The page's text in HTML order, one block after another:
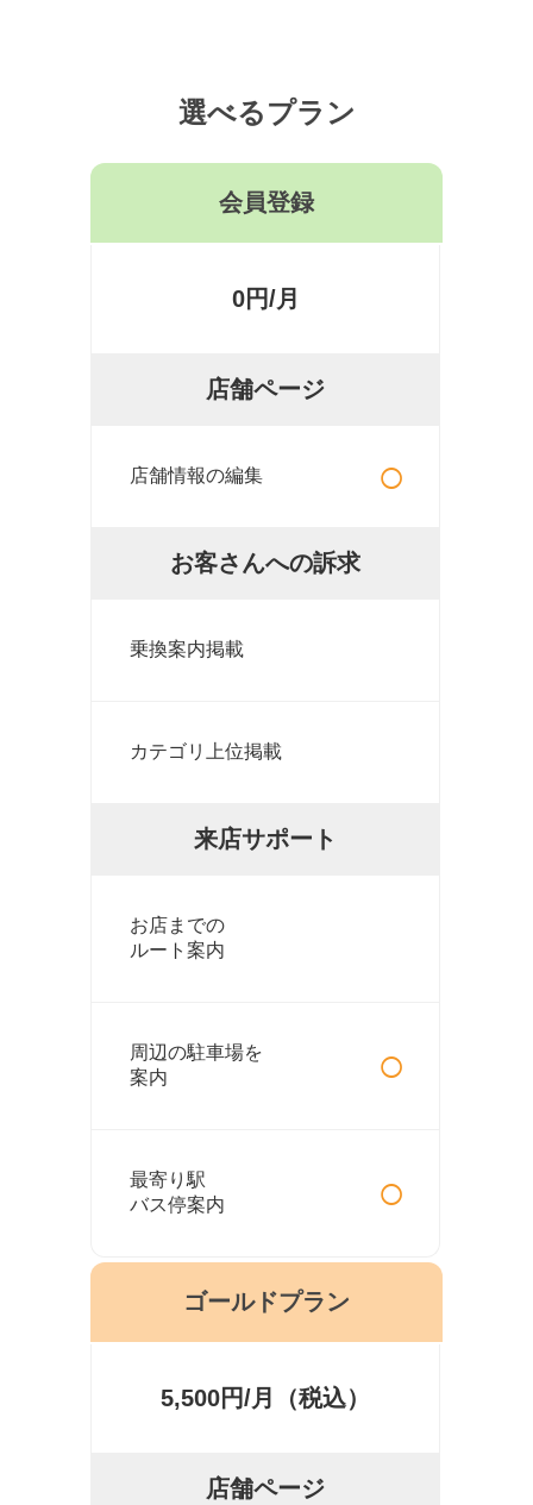
選べるプラン
会員登録
0円/月
店舗ページ
店舗情報の編集 ○
お客さんへの訴求
乗換案内掲載
カテゴリ上位掲載
来店サポート
お店までの
ルート案内
周辺の駐車場を
案内
○
最寄り駅
バス停案内
○
ゴールドプラン
5,500円/月（税込）
店舗ページ